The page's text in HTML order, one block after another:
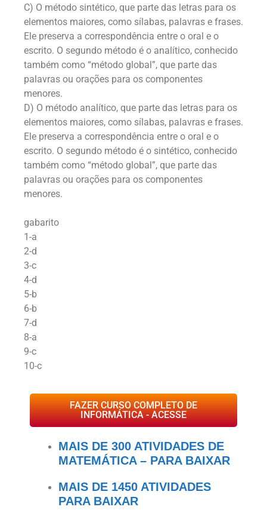
C) O método sintético, que parte das letras para os
elementos maiores, como sílabas, palavras e frases.
Ele preserva a correspondência entre o oral e o
escrito. O segundo método é o analítico, conhecido
também como “método global”, que parte das
palavras ou orações para os componentes
menores.
D) O método analítico, que parte das letras para os
elementos maiores, como sílabas, palavras e frases.
Ele preserva a correspondência entre o oral e o
escrito. O segundo método é o sintético, conhecido
também como “método global”, que parte das
palavras ou orações para os componentes
menores.
gabarito
1-a
2-d
3-c
4-d
5-b
6-b
7-d
8-a
9-c
10-c
FAZER CURSO COMPLETO DE
INFORMÁTICA - ACESSE
MAIS DE 300 ATIVIDADES DE
MATEMÁTICA – PARA BAIXAR
MAIS DE 1450 ATIVIDADES
PARA BAIXAR